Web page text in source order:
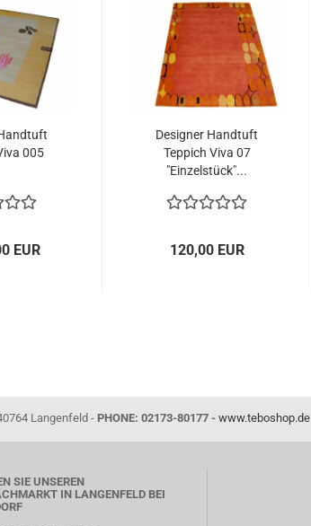
005
EUR
Designer Handtuft
Teppich Viva 07
"Einzelstück"...
120,00 EUR
Langenfeld - PHONE: 02173-80177 - www.teboshop.de
SIE UNSEREN
IN LANGENFELD BEI